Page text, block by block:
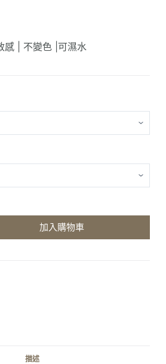
感 | 不變色 |可濕水
加入購物車
描述